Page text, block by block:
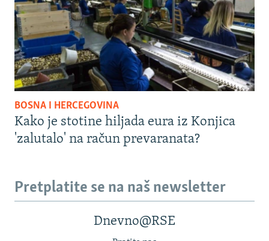
BOSNA I HERCEGOVINA
Kako je stotine hiljada eura iz Konjica
'zalutalo' na račun prevaranata?
Pretplatite se na naš newsletter
Dnevno@RSE